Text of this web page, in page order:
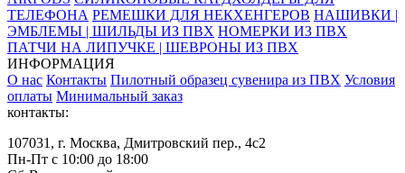
ТЕЛЕФОНА РЕМЕШКИ ДЛЯ НЕКХЕНГЕРОВ НАШИВКИ |
ЭМБЛЕМЫ | ШИЛЬДЫ ИЗ ПВХ НОМЕРКИ ИЗ ПВХ
ПАТЧИ НА ЛИПУЧКЕ | ШЕВРОНЫ ИЗ ПВХ
ИНФОРМАЦИЯ
О нас Контакты Пилотный образец сувенира из ПВХ Условия
оплаты Минимальный заказ
контакты:
107031, г. Москва, Дмитровский пер., 4с2
Пн-Пт с 10:00 до 18:00